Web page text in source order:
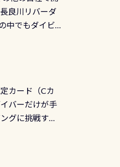
に空気が入り
ださい！！ ●
しょうか？
になります！
良川リバーダ
中でもダイビ
に数えられ
年には環境省
、水深が深い
中でのダイビ
カード（Cカ
バーだけが手
グに挑戦する